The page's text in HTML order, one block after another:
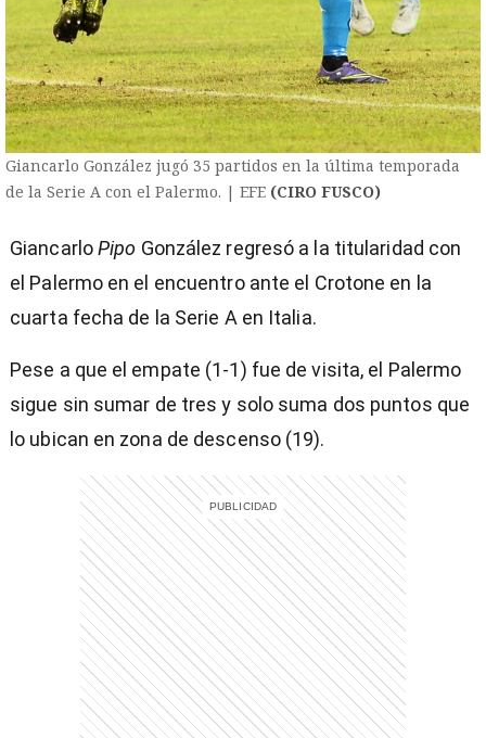
Giancarlo González jugó 35 partidos en la última temporada
de la Serie A con el Palermo. | EFE (CIRO FUSCO)
GiancarloPipo González regresó a la titularidad con
el Palermo en el encuentro ante el Crotone en la
cuarta fecha de la Serie A en Italia.
Pese a que el empate (1-1) fue de visita, el Palermo
sigue sin sumar de tres y solo suma dos puntos que
lo ubican en zona de descenso (19).